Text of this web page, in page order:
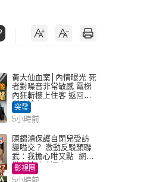
黃大仙血案│內情曝光 死
者對噪音非常敏感 電梯
內狂斬樓上住客 返回住
所墮樓亡
突發
5小時前
陳錦鴻保護自閉兒受訪
變嗌交？ 激動反駁顏聯
武：我擔心咁又點 網民
批主持咄咄逼人
影視圈
5小時前